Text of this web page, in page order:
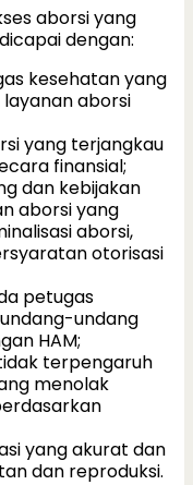
aborsi yang
dengan:
kesehatan yang
aborsi
yang terjangkau
finansial;
dan kebijakan
aborsi yang
aborsi,
otorisasi
petugas
undang
HAM;
terpengaruh
menolak
yang akurat dan
dan reproduksi.